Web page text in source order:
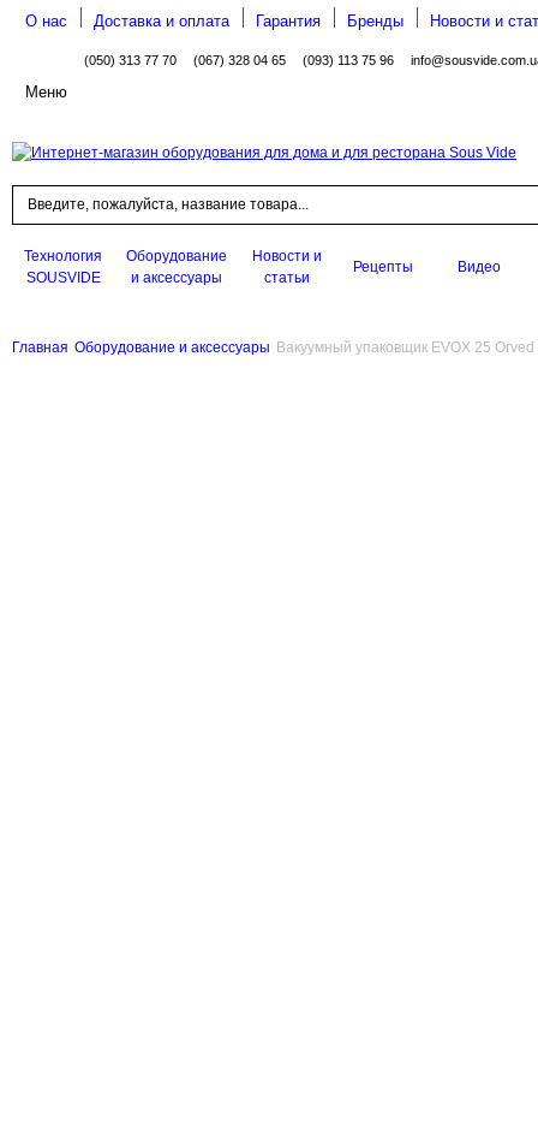
О нас Доставка и оплата Гарантия Бренды Новости и
(050) 313 77 70 (067) 328 04 65 (093) 113 75 96
Меню
Технология
SOUSVIDE
Оборудование
и аксессуары
Новости и
статьи
Рецепты Видео
Главная Оборудование и аксессуары Вакуумный упаковщик EVOX 25 Orved